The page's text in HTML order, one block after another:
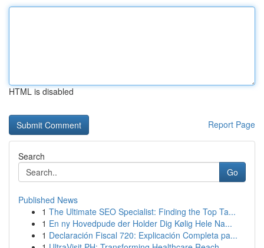
HTML is disabled
Report Page
Search
Go
Published News
1 The Ultimate SEO Specialist: Finding the Top Ta...
1 En ny Hovedpude der Holder Dig Kølig Hele Na...
1 Declaración Fiscal 720: Explicación Completa pa...